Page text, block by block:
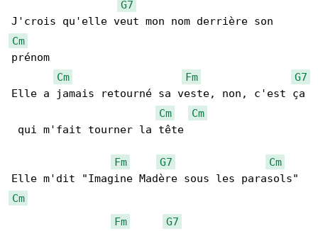
G7
Cm
prénom
Cm
Fm
G7
Elle a jamais retourné sa veste, non, c'est ça
Cm
Cm
qui m'fait tourner la tête
Fm G7
Cm
Cm
Fm
G7